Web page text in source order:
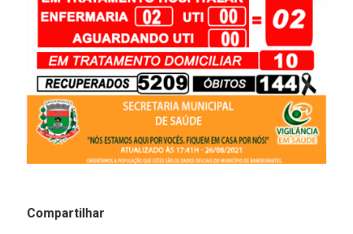
Compartilhar